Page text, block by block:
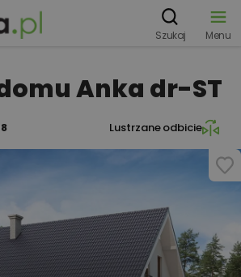
Szukaj Menu
Anka dr-ST
Lustrzane odbicie